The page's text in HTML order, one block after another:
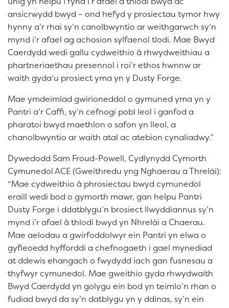
ansicrwydd bwyd – ond hefyd y prosiectau tymor hwy
hynny a’r rhai sy’n canolbwyntio ar weithgarwch sy’n
mynd i’r afael ag achosion sylfaenol tlodi. Mae Bwyd
Caerdydd wedi gallu cydweithio â rhwydweithiau a
phartneriaethau presennol i roi’r ethos hwnnw ar
waith gyda’u prosiect yma yn y Dusty Forge.
Mae ymdeimlad gwirioneddol o gymuned yma yn y
Pantri a’r Caffi, sy’n cefnogi pobl leol i ganfod a
pharatoi bwyd maethlon o safon yn lleol, a
chanolbwyntio ar waith atal ac atebion cynaliadwy.”
Dywedodd Sam Froud-Powell, Cydlynydd Cymorth
Cymunedol ACE (Gweithredu yng Nghaerau a Threlái):
“Mae cydweithio â phrosiectau bwyd cymunedol
eraill wedi bod o gymorth mawr, gan helpu Pantri
Dusty Forge i ddatblygu’n brosiect llwyddiannus sy’n
mynd i’r afael â thlodi bwyd yn Nhrelái a Chaerau.
Mae aelodau a gwirfoddolwyr ein Pantri yn elwa o
gyfleoedd hyfforddi a chefnogaeth i gael mynediad
at ddewis ehangach o fwydydd iach gan fusnesau a
thyfwyr cymunedol. Mae gweithio gyda rhwydwaith
Bwyd Caerdydd yn golygu ein bod yn teimlo’n rhan o
fudiad bwyd da sy’n datblygu yn y ddinas, sy’n ein